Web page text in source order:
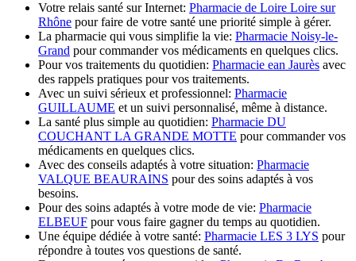
Votre relais santé sur Internet: Pharmacie de Loire Loire sur
Rhône pour faire de votre santé une priorité simple à gérer.
La pharmacie qui vous simplifie la vie: Pharmacie Noisy-le-
Grand pour commander vos médicaments en quelques clics.
Pour vos traitements du quotidien: Pharmacie ean Jaurès avec
des rappels pratiques pour vos traitements.
Avec un suivi sérieux et professionnel: Pharmacie
GUILLAUME et un suivi personnalisé, même à distance.
La santé plus simple au quotidien: Pharmacie DU
COUCHANT LA GRANDE MOTTE pour commander vos
médicaments en quelques clics.
Avec des conseils adaptés à votre situation: Pharmacie
VALQUE BEAURAINS pour des soins adaptés à vos
besoins.
Pour des soins adaptés à votre mode de vie: Pharmacie
ELBEUF pour vous faire gagner du temps au quotidien.
Une équipe dédiée à votre santé: Pharmacie LES 3 LYS pour
répondre à toutes vos questions de santé.